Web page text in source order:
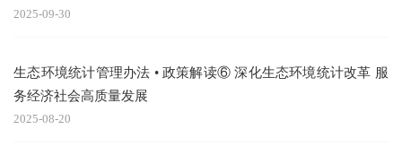
2025-09-30
生态环境统计管理办法 • 政策解读⑥ 深化生态环境统计改革 服
务经济社会高质量发展
2025-08-20